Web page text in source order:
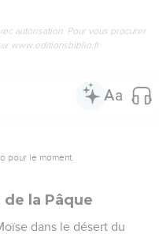
autorisation. Pour vous procurer
www.editionsbiblio.fr
pour le moment.
la Pâque
dans le désert du